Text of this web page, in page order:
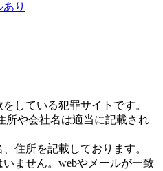
り
している犯罪サイトです。
所や会社名は適当に記載され
住所を記載しております。
ません。webやメールが一致